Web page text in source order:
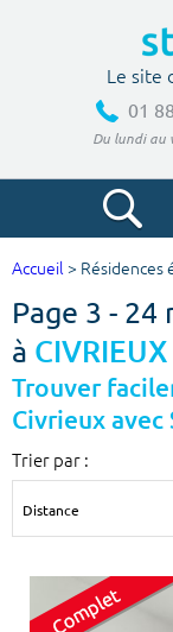
Le site
01
Du lundi au
Ville, école
Accueil > Résidences
Page 3 -
à
Trouver
Civrieux avec
Trier par :